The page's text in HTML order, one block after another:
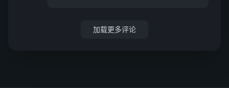
加载更多评论